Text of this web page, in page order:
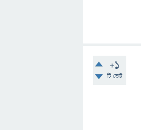
+1
টি ভোট